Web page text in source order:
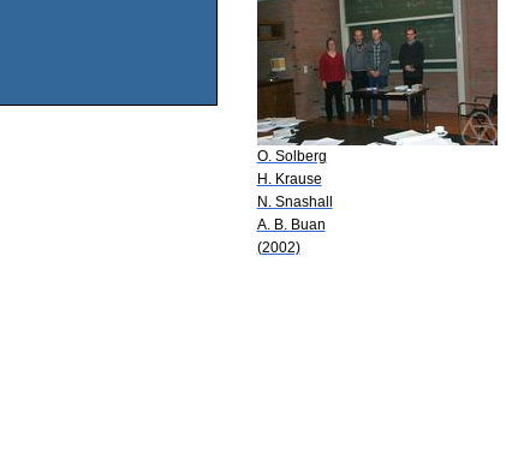
O. Solberg
H. Krause
N. Snashall
A. B. Buan
(2002)